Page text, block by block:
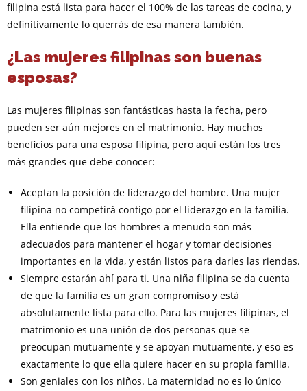
filipina está lista para hacer el 100% de las tareas de cocina, y
definitivamente lo querrás de esa manera también.
¿Las mujeres filipinas son buenas
esposas?
Las mujeres filipinas son fantásticas hasta la fecha, pero
pueden ser aún mejores en el matrimonio. Hay muchos
beneficios para una esposa filipina, pero aquí están los tres
más grandes que debe conocer:
Aceptan la posición de liderazgo del hombre. Una mujer
filipina no competirá contigo por el liderazgo en la familia.
Ella entiende que los hombres a menudo son más
adecuados para mantener el hogar y tomar decisiones
importantes en la vida, y están listos para darles las riendas.
Siempre estarán ahí para ti. Una niña filipina se da cuenta
de que la familia es un gran compromiso y está
absolutamente lista para ello. Para las mujeres filipinas, el
matrimonio es una unión de dos personas que se
preocupan mutuamente y se apoyan mutuamente, y eso es
exactamente lo que ella quiere hacer en su propia familia.
Son geniales con los niños. La maternidad no es lo único